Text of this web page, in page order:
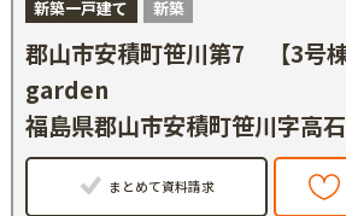
新築一戸建て 新築
郡山市安積町笹川第7 【3
garden
福島県郡山市安積町笹川字高
まとめて資料請求